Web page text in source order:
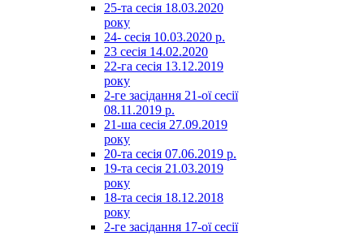
25-та сесія 18.03.2020
року
24- сесія 10.03.2020 р.
23 сесія 14.02.2020
22-га сесія 13.12.2019
року
2-ге засідання 21-ої сесії
08.11.2019 р.
21-ша сесія 27.09.2019
року
20-та сесія 07.06.2019 р.
19-та сесія 21.03.2019
року
18-та сесія 18.12.2018
року
2-ге засідання 17-ої сесії